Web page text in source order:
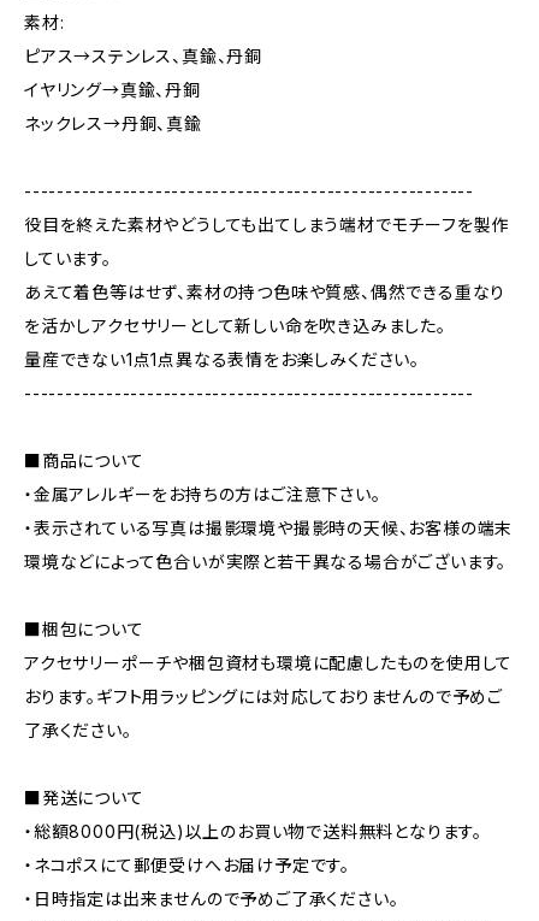
素材:
ピアス→ステンレス、真鍮、丹銅
イヤリング→真鍮、丹銅
ネックレス→丹銅、真鍮
-------------------------------------------------------
役目を終えた素材やどうしても出てしまう端材でモチーフを製作
しています。
あえて着色等はせず、素材の持つ色味や質感、偶然できる重なり
を活かしアクセサリーとして新しい命を吹き込みました。
量産できない1点1点異なる表情をお楽しみください。
-------------------------------------------------------
■商品について
・金属アレルギーをお持ちの方はご注意下さい。
・表示されている写真は撮影環境や撮影時の天候、お客様の端末
環境などによって色合いが実際と若干異なる場合がございます。
■梱包について
アクセサリーポーチや梱包資材も環境に配慮したものを使用して
おります。ギフト用ラッピングには対応しておりませんので予めご
了承ください。
■発送について
・総額8000円(税込)以上のお買い物で送料無料となります。
・ネコポスにて郵便受けへお届け予定です。
・日時指定は出来ませんので予めご了承ください。